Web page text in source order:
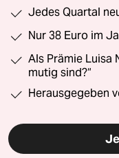
Jedes Quartal
Nur 38 Euro im
Als Prämie Luisa
mutig sind?“
Herausgegeben